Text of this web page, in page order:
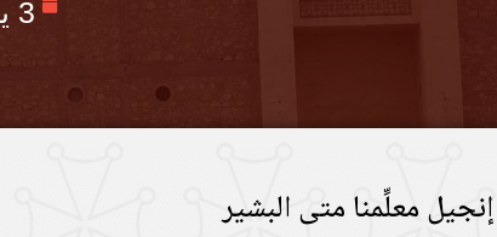
3 يونيو 2023
معلِّمنا متى البشير